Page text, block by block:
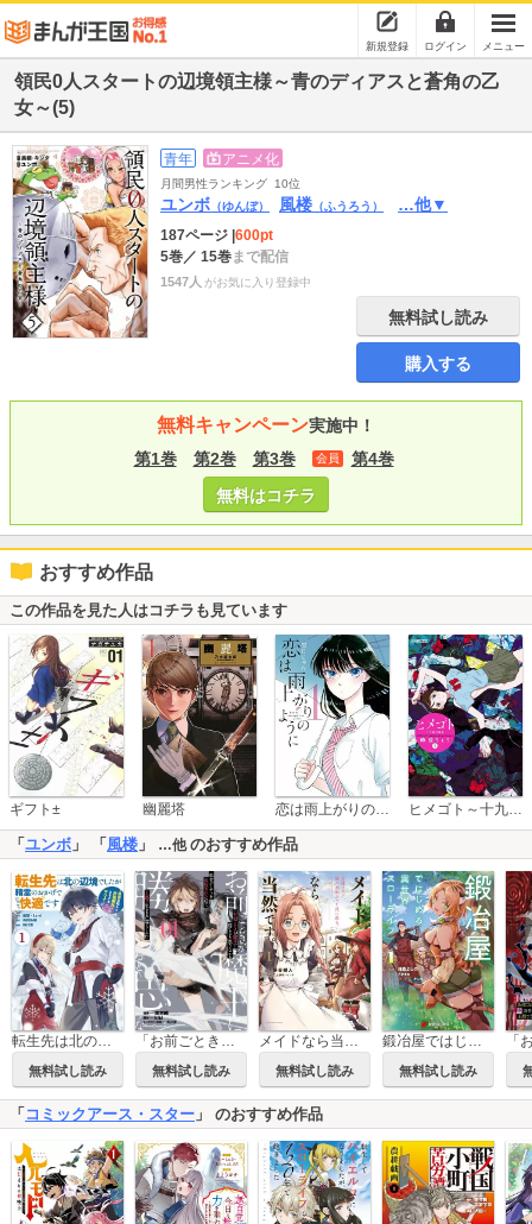
新規登録 ログイン メニュー
領民0人スタートの辺境領主様～青のディアスと蒼角の乙
女～(5)
青年 アニメ化
月間男性ランキング 10位
ユンボ （ゆんぼ） 風楼 （ふうろう） …他▼
187ページ 600pt
5巻／ 15巻まで配信
1547人 がお気に入り登録中
無料試し読み
購入する
無料キャンペーン実施中！
第1巻
第2巻 第3巻 会員
第4巻
無料はコチラ
おすすめ作品
この作品を見た人はコチラも見ています
ギフト± 幽麗塔 恋は雨上がりのように ヒメゴト～十九歳の制服～
「 ユンボ 」 「 風楼 」 …他のおすすめ作品
転生先は北の辺境でしたが精霊のおかげでけっこう快適です ～楽園目指して狩猟開拓ときどきサウナ～（コミック）
無料試し読み
「お前ごときが魔王に勝てると思うな」と勇者パーティを追放されたので、王都で気ままに暮らしたい THE COMIC
無料試し読み
メイドなら当然です。 ～万能メイド、濡れ衣かぶって旅に出る。～
無料試し読み
鍛冶屋ではじめる異世界スローライフ
無料試し読み
「 コミックアース・スター 」 のおすすめ作品